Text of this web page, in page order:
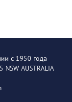
с 1950 года
AUSTRALIA